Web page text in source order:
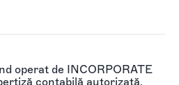
operat de INCORPORATE
contabilă autorizată,